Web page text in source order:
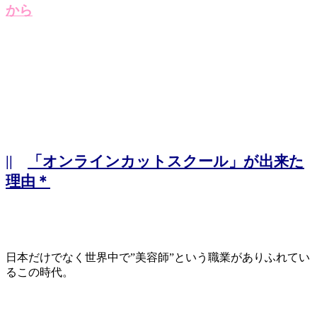
から
||
「オンラインカットスクール」が出来た
理由＊
日本だけでなく世界中で”美容師”という職業がありふれてい
るこの時代。